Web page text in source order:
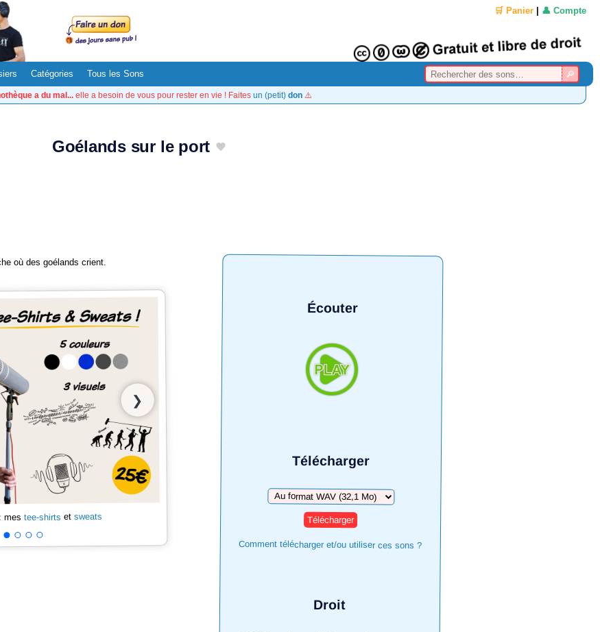
🛒 Panier 👤 Compte
Catégories Tous les Sons
a du mal... elle a besoin de vous pour rester en vie ! Faites un (petit) don ⚠️
Goélands sur le port
Écouter
Télécharger
Télécharger
Comment télécharger et/ou utiliser ces sons ?
Droit
où des goélands crient.
❯
mestee-shirts etsweats